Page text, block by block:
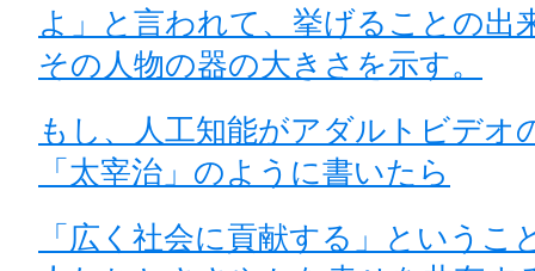
よ」と言われて、挙げることの出
その人物の器の大きさを示す。
もし、人工知能がアダルトビデオ
「太宰治」のように書いたら
「広く社会に貢献する」というこ